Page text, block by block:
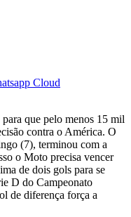
Cloud
que pelo menos 15 mil
contra o América. O
(7), terminou com a
o Moto precisa vencer
de dois gols para se
D do Campeonato
de diferença força a